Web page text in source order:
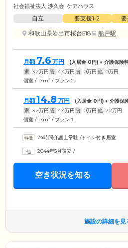
社会福祉法人 渉久会 ケアハウス
自立 要支援1•2
和歌山県岩出市桜台518
船戸駅
月額 7.6 万円 (入居金 0円) + 介護保険
家 3.2万円 管 4.4万円 食 0万円 他 0万円
個室 / 17m2 / プラン２
月額14.8 万円 (入居金 0円) + 介護保
家 3.2万円 管 4.4万円 食 0万円 他 7.2万円
個室 / 17m2 / プラン１
24時間介護士常駐 /トイレ付き居室
2044年5月設立 /
空き状況を知る
施設の詳細を見